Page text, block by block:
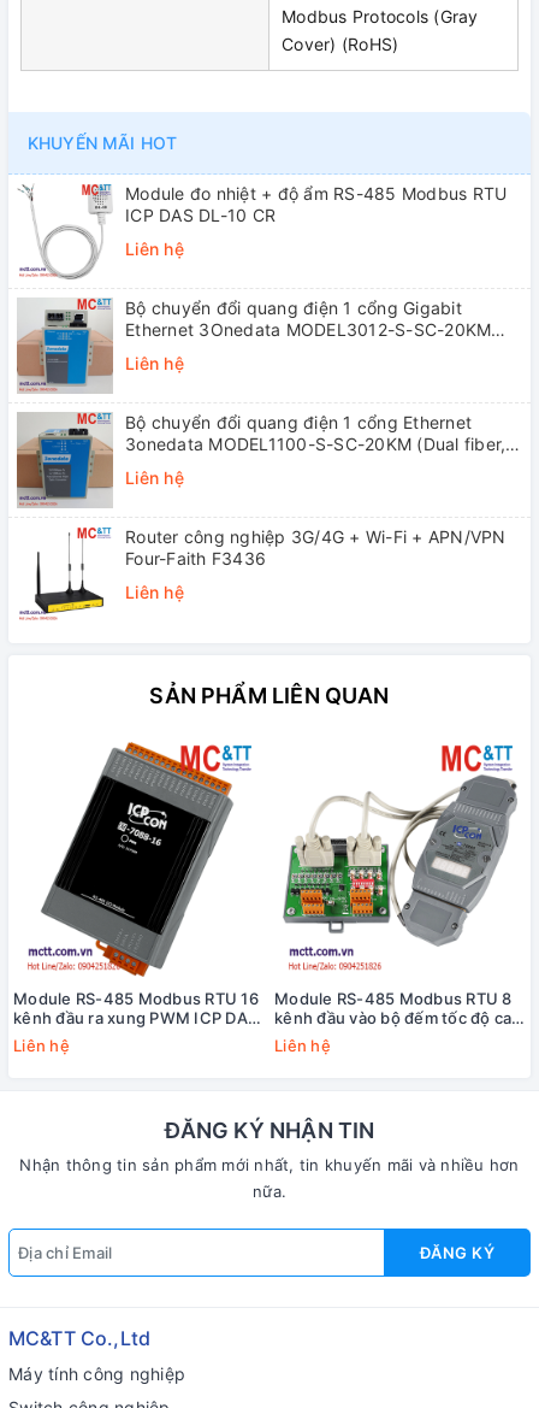
Modbus Protocols (Gray
Cover) (RoHS)
KHUYẾN MÃI HOT
Module đo nhiệt + độ ẩm RS-485 Modbus RTU
ICP DAS DL-10 CR
Liên hệ
Bộ chuyển đổi quang điện 1 cổng Gigabit
Ethernet 3Onedata MODEL3012-S-SC-20KM
Liên hệ
Bộ chuyển đổi quang điện 1 cổng Ethernet
3onedata MODEL1100-S-SC-20KM (Dual fiber,
Liên hệ
Router công nghiệp 3G/4G + Wi-Fi + APN/VPN
Four-Faith F3436
Liên hệ
SẢN PHẨM LIÊN QUAN
Module RS-485 Modbus RTU 16
kênh đầu ra xung PWM ICP DAS
M-7088-16-G CR
Liên hệ
Module RS-485 Modbus RTU 8
kênh đầu vào bộ đếm tốc độ cao
HSC+8 kênh đầu ra PWM ICP
DAS M-7088D-G/S CR
Liên hệ
ĐĂNG KÝ NHẬN TIN
Nhận thông tin sản phẩm mới nhất, tin khuyến mãi và nhiều hơn
nữa.
ĐĂNG KÝ
MC&TT Co.,Ltd
Máy tính công nghiệp